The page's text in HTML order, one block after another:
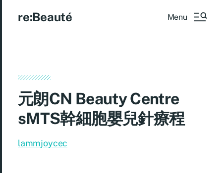
re:Beauté Menu
元朗CN Beauty Centre
sMTS幹細胞嬰兒針療程
lammjoycec